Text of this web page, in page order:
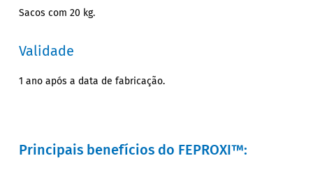
Sacos com 20 kg.
Validade
1 ano após a data de fabricação.
Principais benefícios do FEPROXI™: